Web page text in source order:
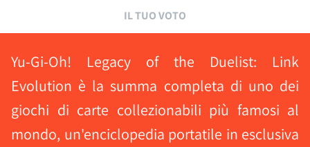
IL TUO VOTO
Yu-Gi-Oh! Legacy of the Duelist: Link
Evolution è la summa completa di uno dei
giochi di carte collezionabili più famosi al
mondo, un'enciclopedia portatile in esclusiva